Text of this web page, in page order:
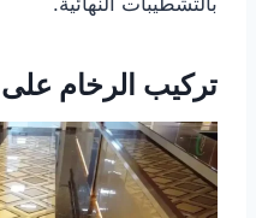
تركيب الرخام